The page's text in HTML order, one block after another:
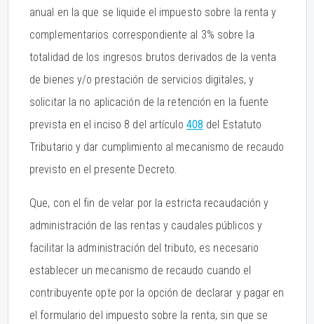
anual en la que se liquide el impuesto sobre la renta y
complementarios correspondiente al 3% sobre la
totalidad de los ingresos brutos derivados de la venta
de bienes y/o prestación de servicios digitales, y
solicitar la no aplicación de la retención en la fuente
prevista en el inciso 8 del artículo 408 del Estatuto
Tributario y dar cumplimiento al mecanismo de recaudo
previsto en el presente Decreto.
Que, con el fin de velar por la estricta recaudación y
administración de las rentas y caudales públicos y
facilitar la administración del tributo, es necesario
establecer un mecanismo de recaudo cuando el
contribuyente opte por la opción de declarar y pagar en
el formulario del impuesto sobre la renta, sin que se